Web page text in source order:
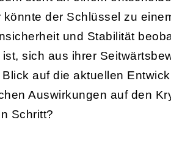
könnte der Schlüssel zu
und Stabilität
ist, sich aus ihrer
auf die aktuellen
Auswirkungen auf den
Schritt?